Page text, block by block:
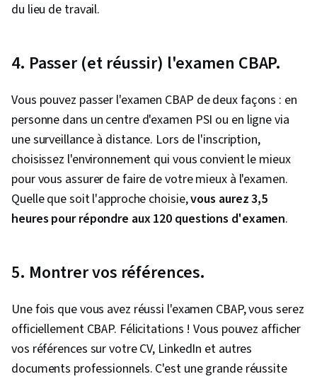
du lieu de travail.
4. Passer (et réussir) l'examen CBAP.
Vous pouvez passer l'examen CBAP de deux façons : en
personne dans un centre d'examen PSI ou en ligne via
une surveillance à distance. Lors de l'inscription,
choisissez l'environnement qui vous convient le mieux
pour vous assurer de faire de votre mieux à l'examen.
Quelle que soit l'approche choisie,vous aurez 3,5
heures pour répondre aux 120 questions d'examen.
5. Montrer vos références.
Une fois que vous avez réussi l'examen CBAP, vous serez
officiellement CBAP. Félicitations ! Vous pouvez afficher
vos références sur votre CV, LinkedIn et autres
documents professionnels. C'est une grande réussite